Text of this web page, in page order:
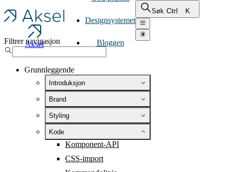
Aksel
Designsystemet
Bloggen
Søk Ctrl K
Filtrer navigasjon
Grunnleggende
Introduksjon
Brand
Styling
Kode
Komponent-API
CSS-import